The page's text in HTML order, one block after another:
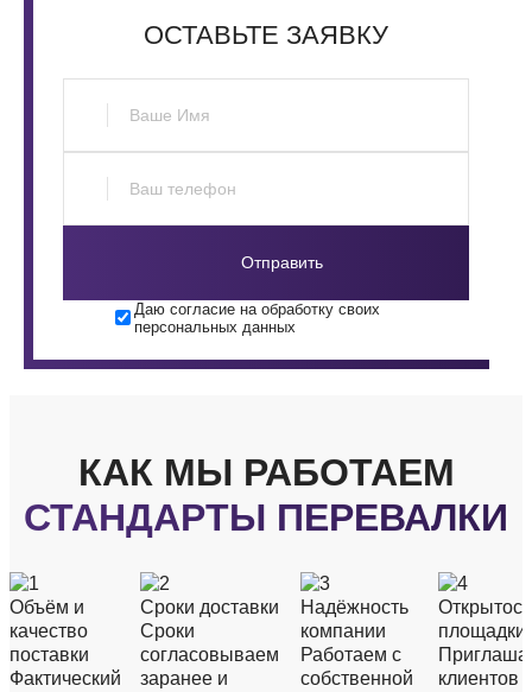
ОСТАВЬТЕ ЗАЯВКУ
Отправить
Даю согласие на обработку своих
персональных данных
КАК МЫ РАБОТАЕМ
СТАНДАРТЫ ПЕРЕВАЛКИ
Объём и
качество
поставки
Фактический
Сроки доставки
Сроки
согласовываем
заранее и
Надёжность
компании
Работаем с
собственной
площадки
клиентов